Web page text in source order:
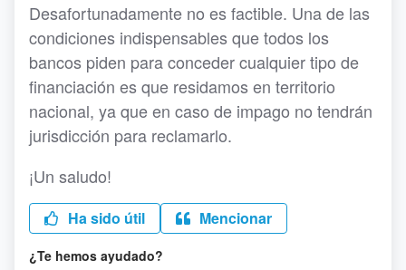
Desafortunadamente no es factible. Una de las
condiciones indispensables que todos los
bancos piden para conceder cualquier tipo de
financiación es que residamos en territorio
nacional, ya que en caso de impago no tendrán
jurisdicción para reclamarlo.
¡Un saludo!
Ha sido útil Mencionar
¿Te hemos ayudado?